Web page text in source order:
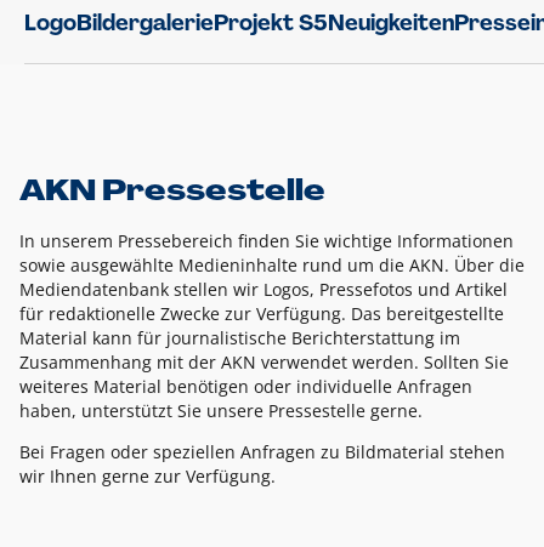
LogoBildergalerieProjekt S5Neuigkeiten
AKN Pressestelle
In unserem Pressebereich finden Sie wichtige Informationen
sowie ausgewählte Medieninhalte rund um die AKN. Über die
Mediendatenbank stellen wir Logos, Pressefotos und Artikel
für redaktionelle Zwecke zur Verfügung. Das bereitgestellte
Material kann für journalistische Berichterstattung im
Zusammenhang mit der AKN verwendet werden. Sollten Sie
weiteres Material benötigen oder individuelle Anfragen
haben, unterstützt Sie unsere Pressestelle gerne.
Bei Fragen oder speziellen Anfragen zu Bildmaterial stehen
wir Ihnen gerne zur Verfügung.